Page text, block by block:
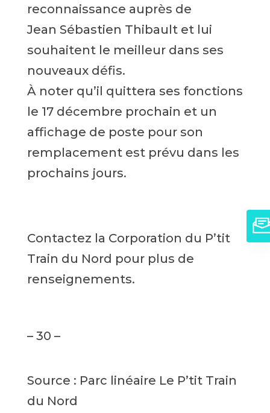
reconnaissance auprès de
Jean Sébastien Thibault et lui
souhaitent le meilleur dans ses
nouveaux défis.
À noter qu’il quittera ses fonctions
le 17 décembre prochain et un
affichage de poste pour son
remplacement est prévu dans les
prochains jours.
Contactez la Corporation du P’tit
Train du Nord pour plus de
renseignements.
– 30 –
Source : Parc linéaire Le P’tit Train
du Nord